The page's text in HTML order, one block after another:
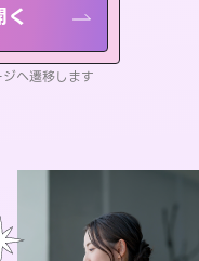
へ遷移します